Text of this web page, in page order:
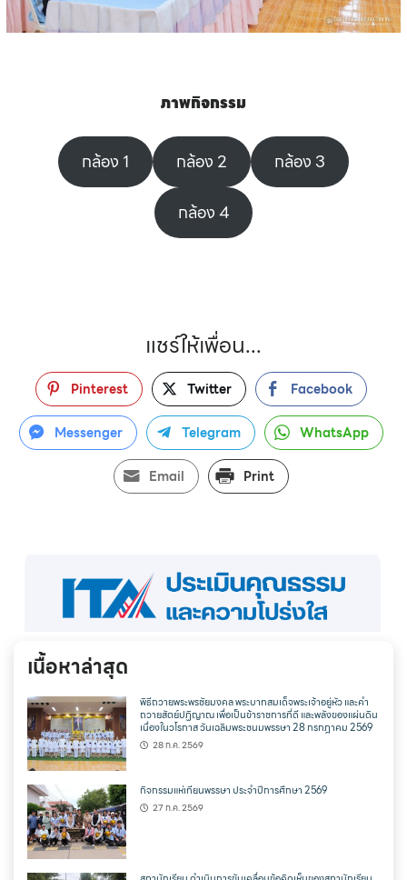
ภาพกิจกรรม
กล้อง 1 กล้อง 2
กล้อง 3
กล้อง 4
แชร์ให้เพื่อน...
Pinterest Twitter Facebook
Messenger Telegram WhatsApp
Email Print
เนื้อหาล่าสุด
พิธีถวายพระพรชัยมงคล พระบาทสมเด็จพระเจ้าอยู่หัว และคำ
ถวายสัตย์ปฏิญาณ เพื่อเป็นข้าราชการที่ดี และพลังของแผ่นดิน
เนื่องในวโรกาส วันเฉลิมพระชนมพรรษา 28 กรกฎาคม 2569
28 ก.ค. 2569
กิจกรรมแห่เทียนพรรษา ประจำปีการศึกษา 2569
27 ก.ค. 2569